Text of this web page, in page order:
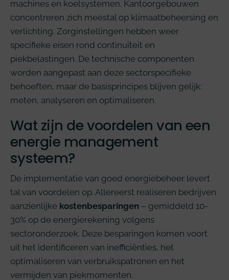
machines en koelsystemen. Kantoorgebouwen
concentreren zich meestal op klimaatbeheersing en
verlichting. Zorginstellingen hebben weer
specifieke eisen rond continuïteit en
piekbelastingen. De technische componenten
worden aangepast aan deze sectorspecifieke
behoeften, maar de basisprincipes blijven gelijk:
meten, analyseren en optimaliseren.
Wat zijn de voordelen van een
energie management
systeem?
De implementatie van goed energiebeheer levert
tal van voordelen op. Allereerst realiseren bedrijven
aanzienlijke kostenbesparingen – gemiddeld 10-
30% op de energierekening volgens
sectoronderzoek. Deze besparingen komen voort
uit het identificeren van inefficiënties, het
optimaliseren van verbruikspatronen en het
vermijden van piekmomenten.